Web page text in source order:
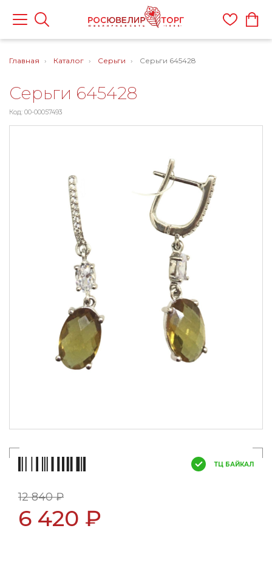
Главная Каталог Серьги Серьги 645428
Серьги 645428
Код: 00-00057493
ТЦ БАЙКАЛ
12 840 ₽
6 420 ₽